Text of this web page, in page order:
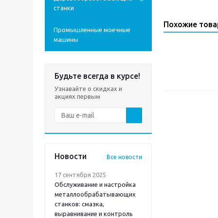
станки
Промышленные моечные
машины
Будьте всегда в курсе!
Узнавайте о скидках и
акциях первым
Новости Все новости
17 сентября 2025
Обслуживание и настройка
металлообрабатывающих
станков: смазка,
выравнивание и контроль
Похожие